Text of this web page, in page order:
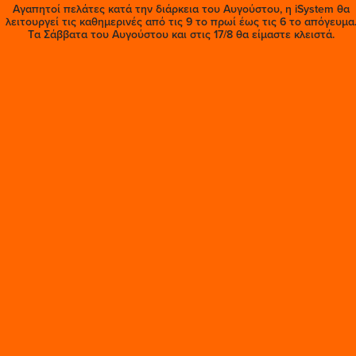
Αγαπητοί πελάτες κατά την διάρκεια του Αυγούστου, η iSystem θα
λειτουργεί τις καθημερινές από τις 9 το πρωί έως τις 6 το απόγευμα.
Tα Σάββατα του Αυγούστου και στις 17/8 θα είμαστε κλειστά.